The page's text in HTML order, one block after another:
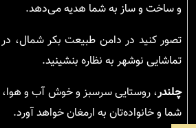
و ساخت و ساز به شما هدیه می‌دهد.
تصور کنید در دامن طبیعت بکر شمال، در
تماشایی نوشهر به نظاره بنشینید.
چلندر، روستایی سرسبز و خوش آب و هوا،
شما و خانواده‌تان به ارمغان خواهد آورد.